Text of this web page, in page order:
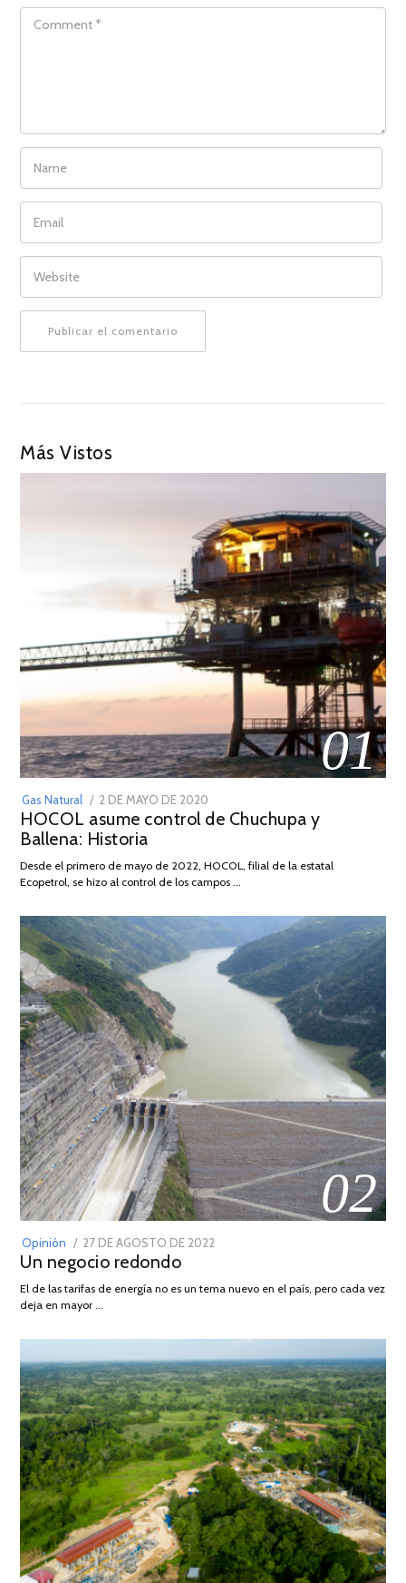
COMMENT
NAME
EMAIL
WEBSITE
Más Vistos
01
Gas Natural
POSTED
ON
2 DE MAYO DE 2020
DE
2026
HOCOL asume control de Chuchupa y
Ballena: Historia
Desde el primero de mayo de 2022, HOCOL, filial de la estatal
Ecopetrol, se hizo al control de los campos …
02
Opinión
POSTED
ON
27 DE AGOSTO DE 2022
DE
Un negocio redondo
El de las tarifas de energía no es un tema nuevo en el país, pero cada vez
deja en mayor …